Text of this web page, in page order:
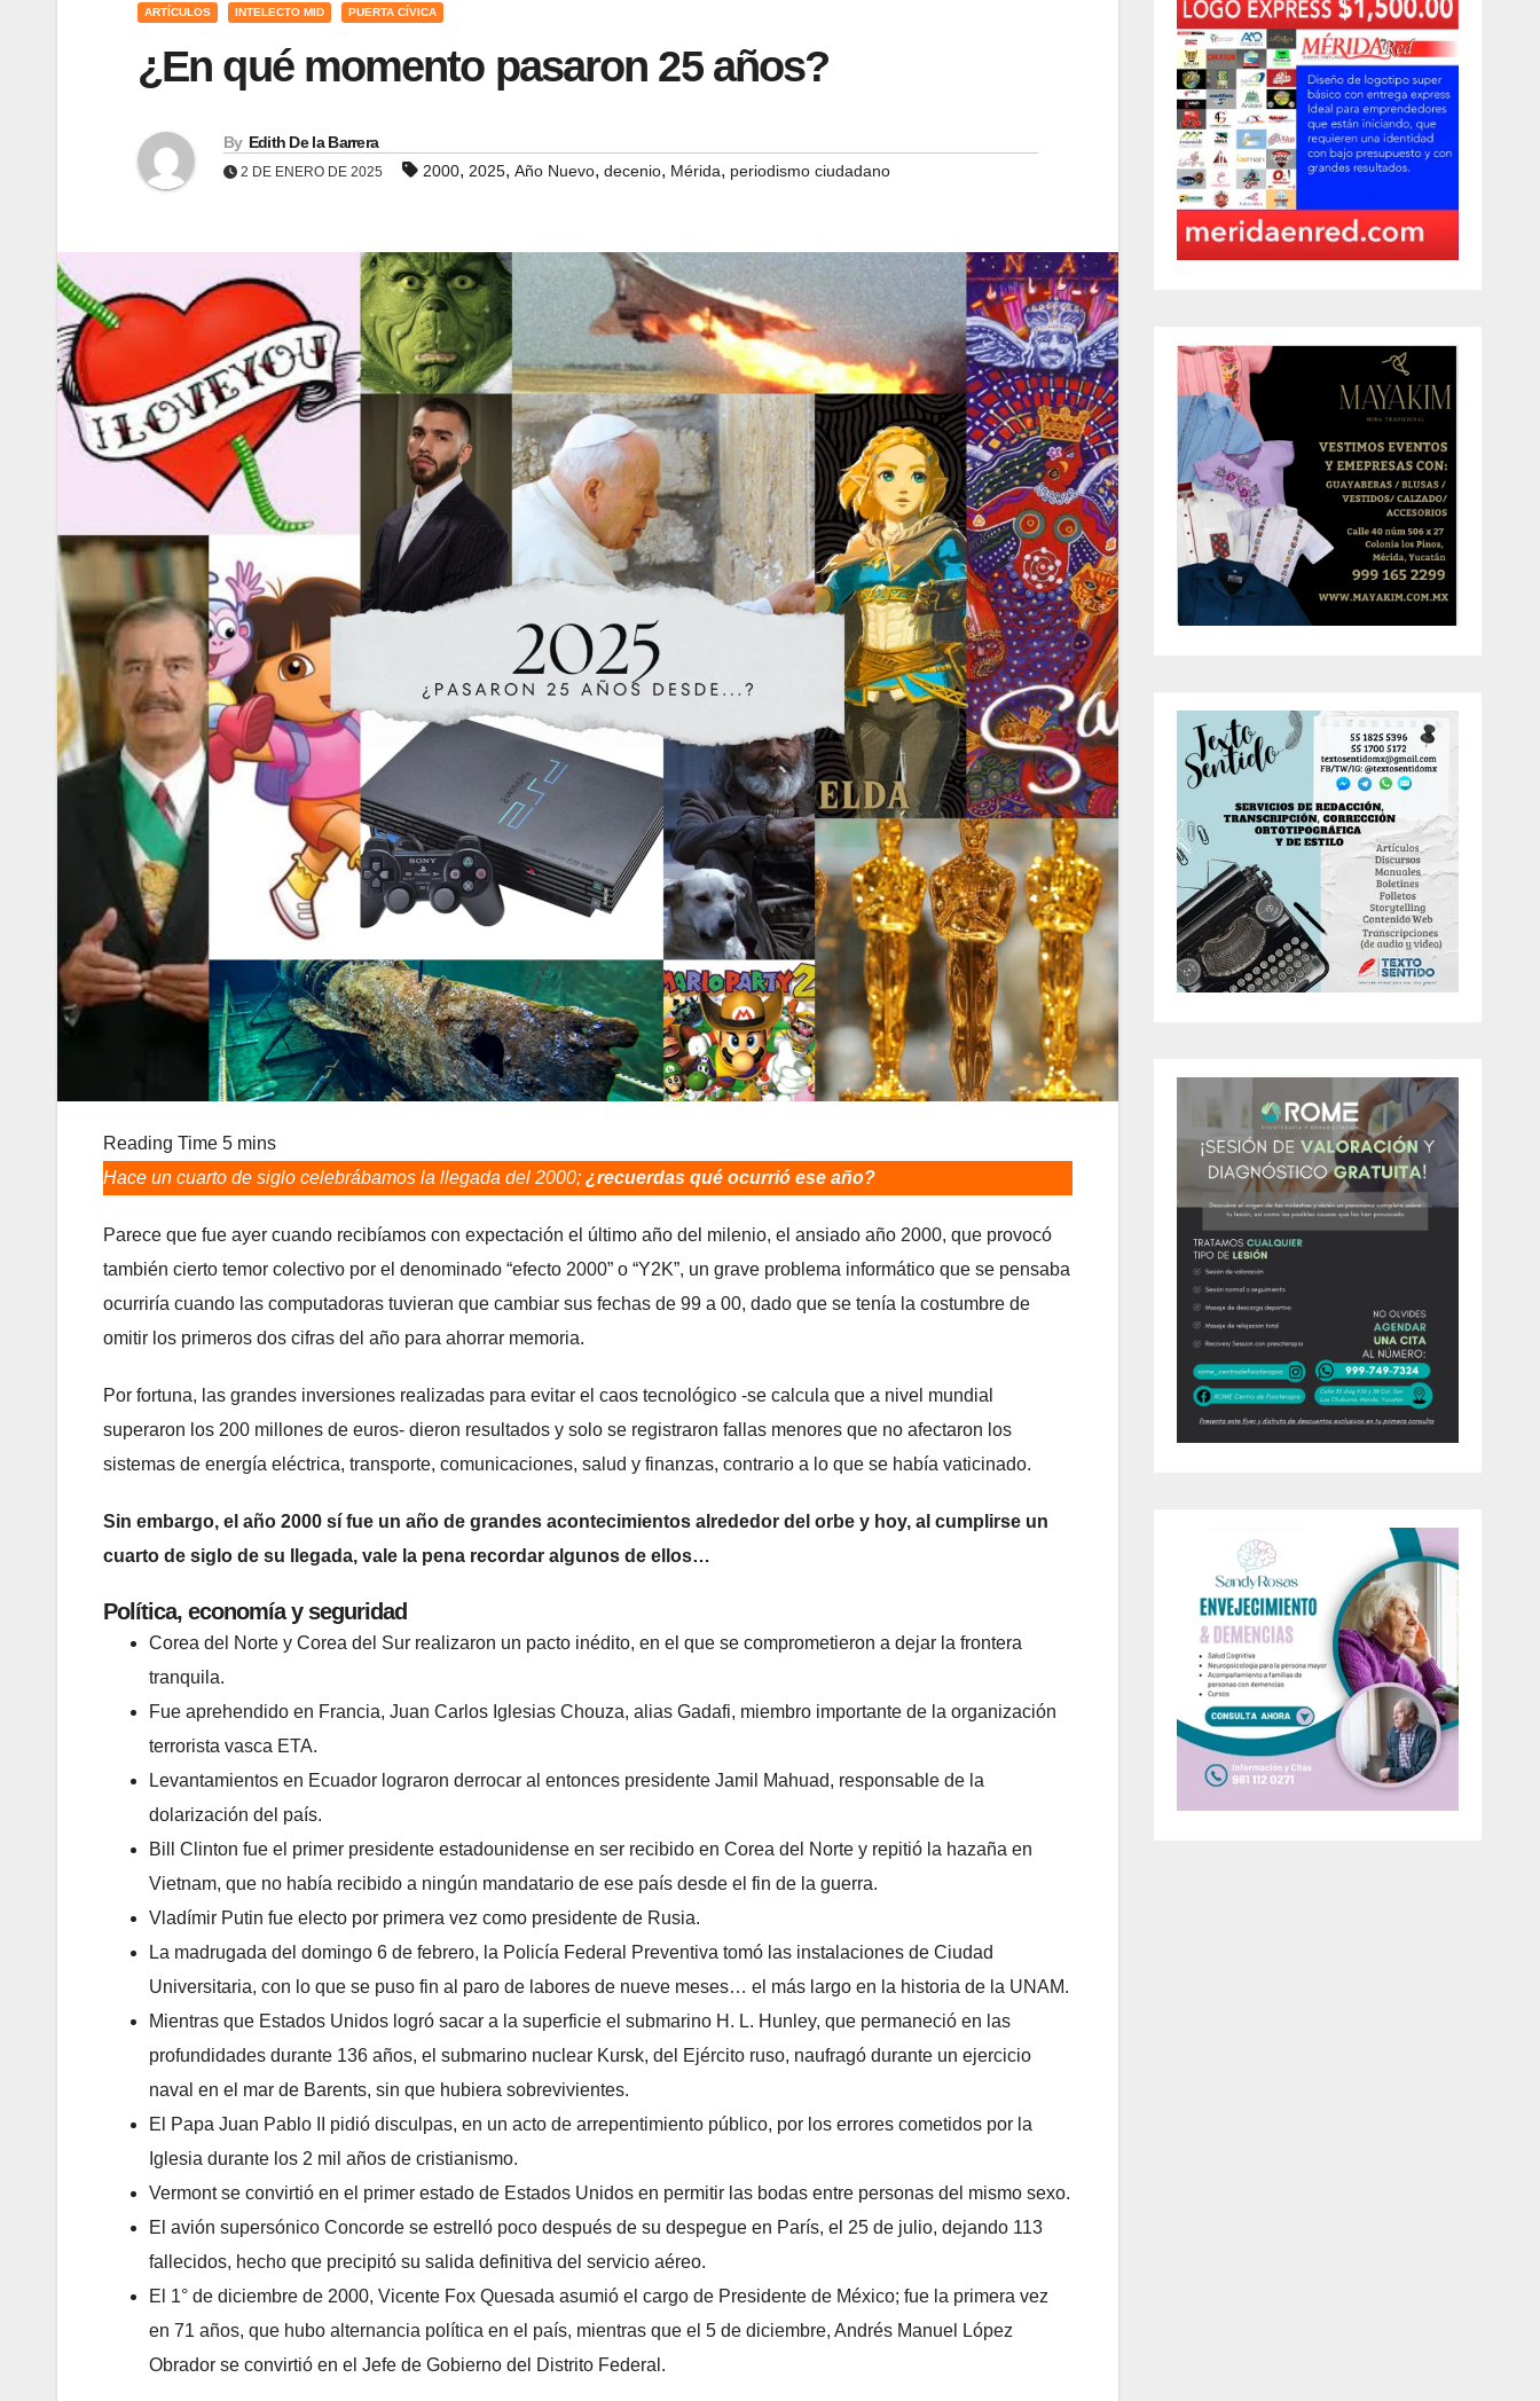
ARTÍCULOS INTELECTO MID PUERTA CÍVICA
¿En qué momento pasaron 25 años?
By Edith De la Barrera
2 DE ENERO DE 2025 2000, 2025, Año Nuevo, decenio, Mérida, periodismo ciudadano
Hace un cuarto de siglo celebrábamos la llegada del 2000; ¿recuerdas qué ocurrió ese año?
Parece que fue ayer cuando recibíamos con expectación el último año del milenio, el ansiado año 2000, que provocó
también cierto temor colectivo por el denominado “efecto 2000” o “Y2K”, un grave problema informático que se pensaba
ocurriría cuando las computadoras tuvieran que cambiar sus fechas de 99 a 00, dado que se tenía la costumbre de
omitir los primeros dos cifras del año para ahorrar memoria.
Por fortuna, las grandes inversiones realizadas para evitar el caos tecnológico -se calcula que a nivel mundial
superaron los 200 millones de euros- dieron resultados y solo se registraron fallas menores que no afectaron los
sistemas de energía eléctrica, transporte, comunicaciones, salud y finanzas, contrario a lo que se había vaticinado.
Sin embargo, el año 2000 sí fue un año de grandes acontecimientos alrededor del orbe y hoy, al cumplirse un
cuarto de siglo de su llegada, vale la pena recordar algunos de ellos…
Política, economía y seguridad
Corea del Norte y Corea del Sur realizaron un pacto inédito, en el que se comprometieron a dejar la frontera
tranquila.
Fue aprehendido en Francia, Juan Carlos Iglesias Chouza, alias Gadafi, miembro importante de la organización
terrorista vasca ETA.
Levantamientos en Ecuador lograron derrocar al entonces presidente Jamil Mahuad, responsable de la
dolarización del país.
Bill Clinton fue el primer presidente estadounidense en ser recibido en Corea del Norte y repitió la hazaña en
Vietnam, que no había recibido a ningún mandatario de ese país desde el fin de la guerra.
Vladímir Putin fue electo por primera vez como presidente de Rusia.
La madrugada del domingo 6 de febrero, la Policía Federal Preventiva tomó las instalaciones de Ciudad
Universitaria, con lo que se puso fin al paro de labores de nueve meses… el más largo en la historia de la UNAM.
Mientras que Estados Unidos logró sacar a la superficie el submarino H. L. Hunley, que permaneció en las
profundidades durante 136 años, el submarino nuclear Kursk, del Ejército ruso, naufragó durante un ejercicio
naval en el mar de Barents, sin que hubiera sobrevivientes.
El Papa Juan Pablo II pidió disculpas, en un acto de arrepentimiento público, por los errores cometidos por la
Iglesia durante los 2 mil años de cristianismo.
Vermont se convirtió en el primer estado de Estados Unidos en permitir las bodas entre personas del mismo sexo.
El avión supersónico Concorde se estrelló poco después de su despegue en París, el 25 de julio, dejando 113
fallecidos, hecho que precipitó su salida definitiva del servicio aéreo.
El 1° de diciembre de 2000, Vicente Fox Quesada asumió el cargo de Presidente de México; fue la primera vez
en 71 años, que hubo alternancia política en el país, mientras que el 5 de diciembre, Andrés Manuel López
Obrador se convirtió en el Jefe de Gobierno del Distrito Federal.